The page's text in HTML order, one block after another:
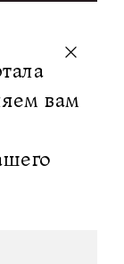
вам